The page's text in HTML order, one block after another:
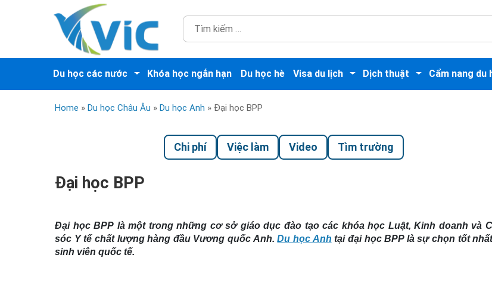
Du học các nước Khóa học ngắn hạn Du học hè Visa du lịch Dịch thuật Cẩm nang du
Home » Du học Châu Âu » Du học Anh » Đại học BPP
Chi phí Việc làm Video Tìm trường
Đại học BPP
Đại học BPP là một trong những cơ sở giáo dục đào tạo các khóa học Luật, Kinh doanh và
sóc Y tế chất lượng hàng đầu Vương quốc Anh.Du học Anh tại đại học BPP là sự chọn tốt
sinh viên quốc tế.